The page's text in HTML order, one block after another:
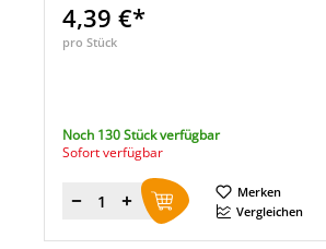
4,39 €*
pro Stück
Noch 130 Stück verfügbar
Sofort verfügbar
Menge
Merken
Vergleichen